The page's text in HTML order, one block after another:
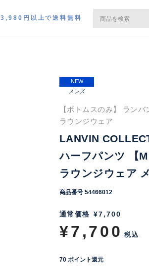
3,980円以上で送料無料
NEW
メンズ
【ボトムスのみ】 ラン
ラウンジウェア
LANVIN
ハーフパンツ 【
ラウンジウェア
商品番号 54466012
通常価格 ¥7,700
¥7,700 税込
70 ポイント還元